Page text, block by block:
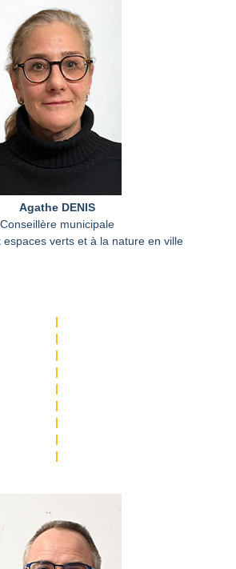
Agathe DENIS
Conseillère municipale
espaces verts et à la nature en ville
|
|
|
|
|
|
|
|
|